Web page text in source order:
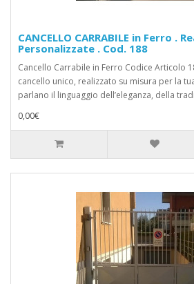
CANCELLO CARRABILE in Ferro .
Personalizzate . Cod. 188
Cancello Carrabile in Ferro Codice Articolo
cancello unico, realizzato su misura per la
parlano il linguaggio dell’eleganza, della
0,00€